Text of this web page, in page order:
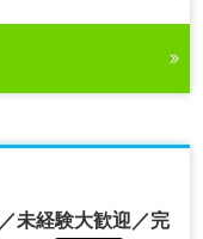
未経験大歓迎／完